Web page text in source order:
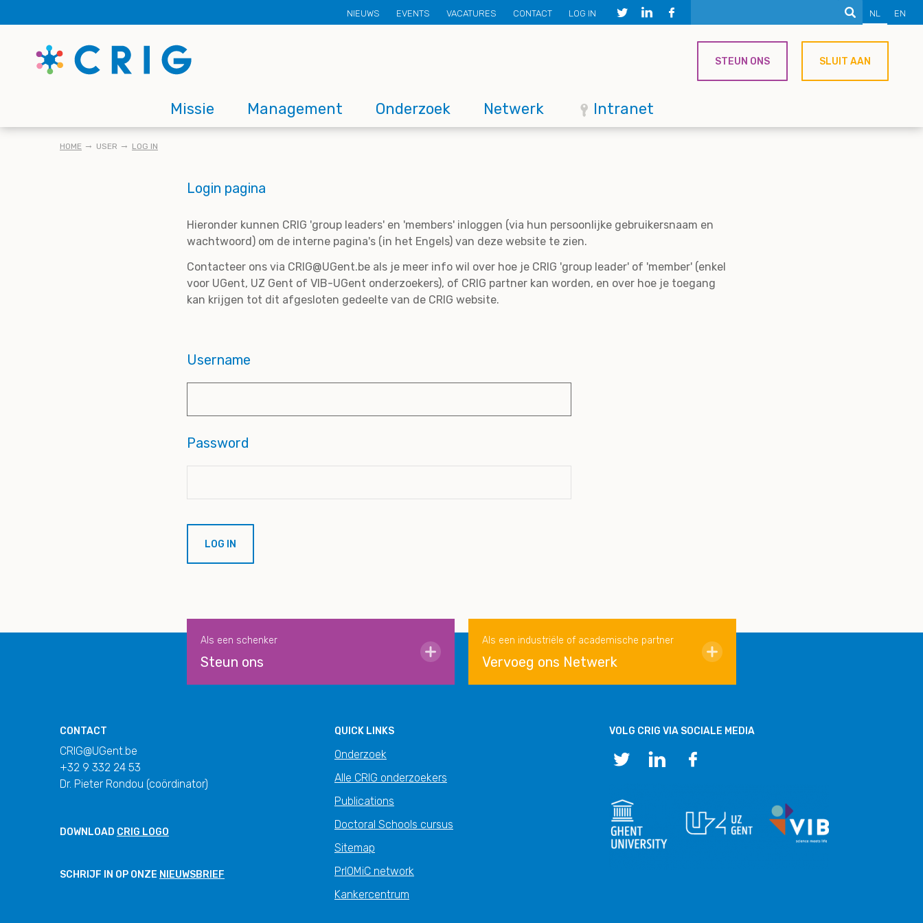
to
content
NL EN
Secondary
menu
NIEUWS EVENTS VACATURES CONTACT LOG IN
Main
navigation
Missie Management Onderzoek Netwerk Intranet
STEUN ONS SLUIT AAN
KRUIMELPAD
HOME USER LOG IN
Login pagina
Hieronder kunnen CRIG 'group leaders' en 'members' inloggen (via hun persoonlijke gebruikersnaam en
wachtwoord) om de interne pagina's (in het Engels) van deze website te zien.
Contacteer ons via CRIG@UGent.be als je meer info wil over hoe je CRIG 'group leader' of 'member' (enkel
voor UGent, UZ Gent of VIB-UGent onderzoekers), of CRIG partner kan worden, en over hoe je toegang
kan krijgen tot dit afgesloten gedeelte van de CRIG website.
Username
Password
Als een schenker
Steun ons
Als een industriële of academische partner
Vervoeg ons Netwerk
CONTACT
CRIG@UGent.be
+32 9 332 24 53
Dr. Pieter Rondou (coördinator)
DOWNLOAD CRIG LOGO
SCHRIJF IN OP ONZE NIEUWSBRIEF
QUICK LINKS
Onderzoek
Alle CRIG onderzoekers
Publications
Doctoral Schools cursus
Sitemap
PrIOMiC network
Kankercentrum
VOLG CRIG VIA SOCIALE MEDIA